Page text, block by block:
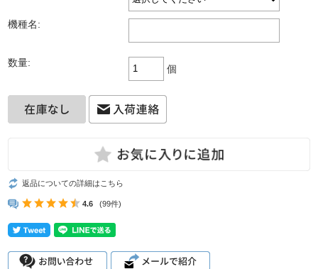
機種名:
数量:
個
返品についての詳細はこちら
4.6 (99件)